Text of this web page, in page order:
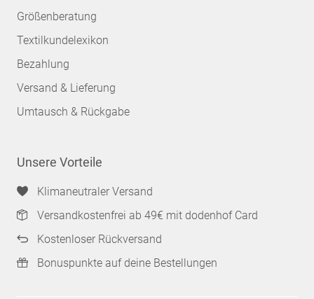
Größenberatung
Textilkundelexikon
Bezahlung
Versand & Lieferung
Umtausch & Rückgabe
Unsere Vorteile
Klimaneutraler Versand
Versandkostenfrei ab 49€ mit dodenhof Card
Kostenloser Rückversand
Bonuspunkte auf deine Bestellungen